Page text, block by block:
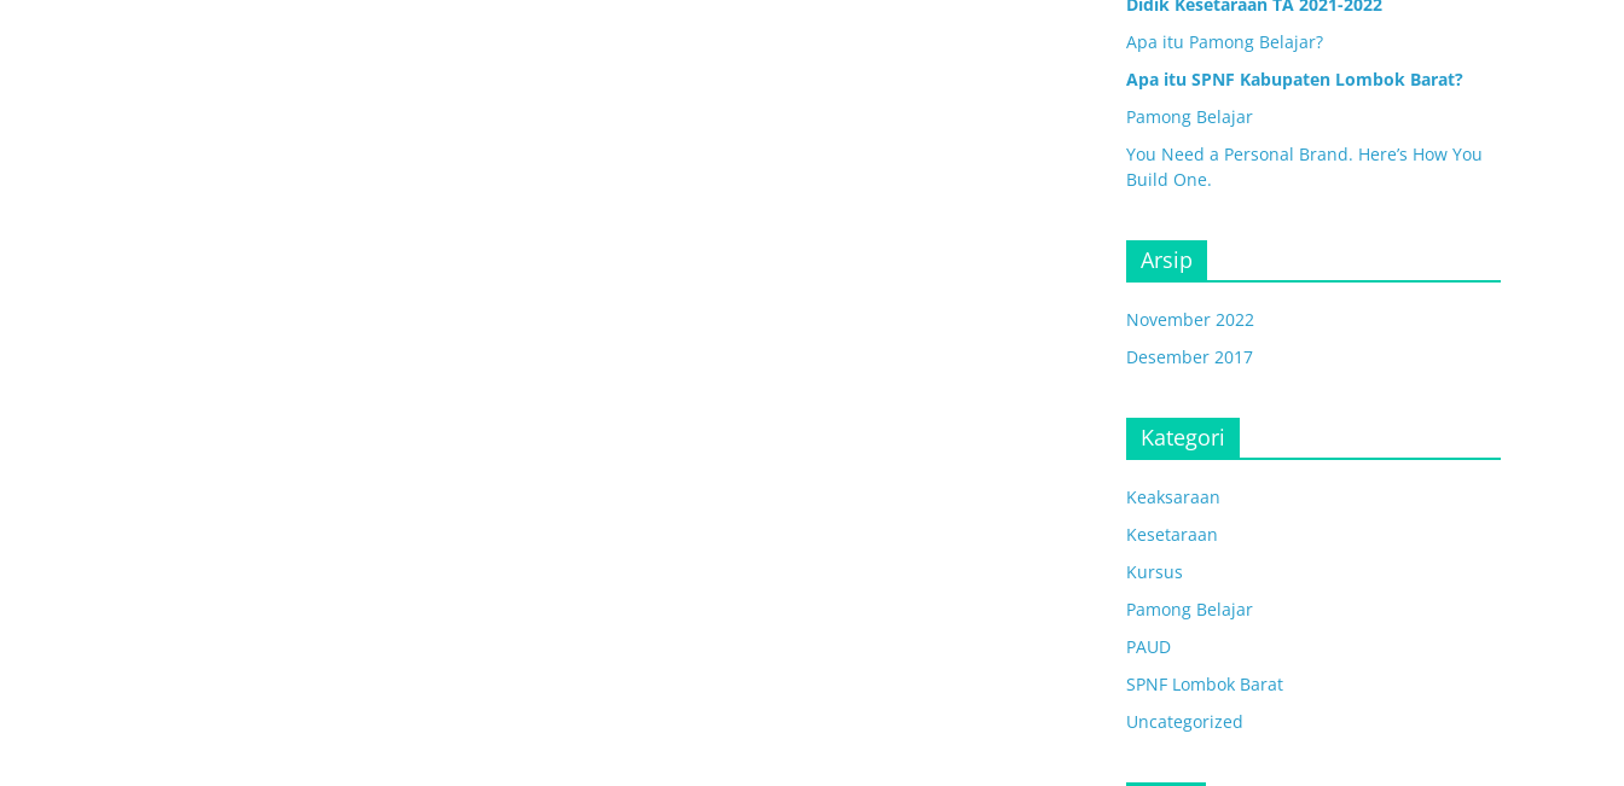
Apa itu Pamong Belajar?
Apa itu SPNF Kabupaten Lombok Barat?
Pamong Belajar
You Need a Personal Brand. Here’s How You
Build One.
Arsip
November 2022
Desember 2017
Kategori
Keaksaraan
Kesetaraan
Kursus
Pamong Belajar
PAUD
SPNF Lombok Barat
Uncategorized